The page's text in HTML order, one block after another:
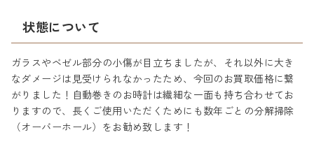
状態について
ガラスやベゼル部分の小傷が目立ちましたが、それ以外に大き
なダメージは見受けられなかったため、今回のお買取価格に繋
がりました！自動巻きのお時計は繊細な一面も持ち合わせてお
りますので、長くご使用いただくためにも数年ごとの分解掃除
（オーバーホール）をお勧め致します！